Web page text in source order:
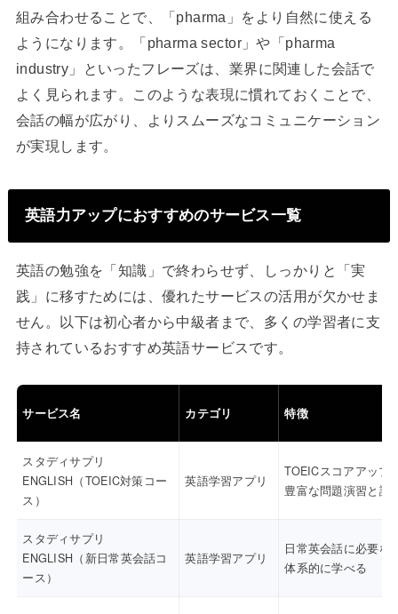
組み合わせることで、「pharma」をより自然に使える
ようになります。「pharma sector」や「pharma
industry」といったフレーズは、業界に関連した会話で
よく見られます。このような表現に慣れておくことで、
会話の幅が広がり、よりスムーズなコミュニケーション
が実現します。
英語力アップにおすすめのサービス一覧
英語の勉強を「知識」で終わらせず、しっかりと「実
践」に移すためには、優れたサービスの活用が欠かせま
せん。以下は初心者から中級者まで、多くの学習者に支
持されているおすすめ英語サービスです。
サービス名 カテゴリ 特徴
スタディサプリ
ENGLISH（TOEIC対策コー
ス）
英語学習アプリ
TOEICスコアアップ
豊富な問題演習と講
スタディサプリ
ENGLISH（新日常英会話コ
ース）
英語学習アプリ
日常英会話に必要な
体系的に学べる